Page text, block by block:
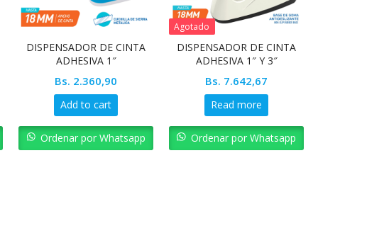
DISPENSADOR DE CINTA
ADHESIVA 1″
Bs. 2.360,90
Add to cart
Ordenar por Whatsapp
Agotado
DISPENSADOR DE CINTA
ADHESIVA 1″ Y 3″
Bs. 7.642,67
Read more
Ordenar por Whatsapp